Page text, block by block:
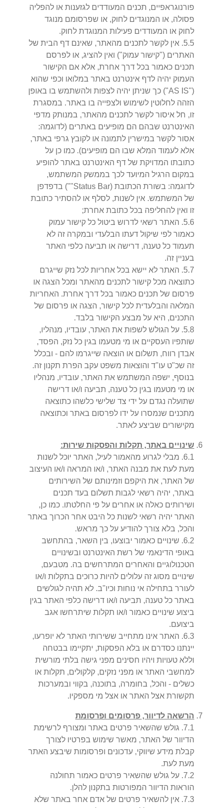
פורנוגראפיים, תכנים המעודדים לגזענות או להפליה
פסולה, או המנוגדים לחוק, או שפרסומם מנוגד
לחוק או המעודדים פעילות המנוגדת לחוק.
5.5
. אין לקשר לתכנים מהאתר, שאינם דף הבית של
האתרים ("קישור עמוק") ואין להציג, או לפרסם
תכנים כאמור בכל דרך אחרת, אלא אם הקישור
העמוק יהיה לדף אינטרנט באתר במלואו וכפי שהוא
("AS IS") כך שניתן יהיה לצפות ולהשתמש בו באופן
הזהה לחלוטין לשימוש ולצפייה בו באתר. במסגרת
זו, חל איסור לקשר לתכנים מהאתר, במנותק מדפי
האינטרנט שבהם הם מופיעים באתרים (לדוגמה:
אסור לקשר במישרין לתמונה או לקובץ גרפי באתר,
אלא לעמוד המלא שבו הם מופיעים). כמו כן על
כתובתו המדויקת של דף האינטרנט באתר להופיע
במקום הרגיל המיועד לכך בממשק המשתמש,
לדוגמה: בשורת הכתובת (Status Bar"") בדפדפן
של המשתמש. אין לשנות, לסלף או להסתיר כתובת
זו ואין להחליפה בכל כתובת אחרת;
5.6
. האתר רשאי לדרוש ביטול כל קישור עמוק
כאמור לפי שיקול דעתו הבלעדי ובמקרה זה לא
תעמוד כל טענה, דרישה או תביעה כלפי האתר
בעניין זה.
5.7
. האתר לא יישא בכל אחריות לכל נזק שייגרם
כתוצאה מכל קישור לתכנים מהאתר ומכל הצגה או
פרסום של תכנים כאמור בכל דרך אחרת. האחריות
המלאה והבלעדית לכל קישור, הצגה או פרסום של
התכנים, היא על מבצע הקישור בלבד.
5.8
. על הגולש לשפות את האתר, עובדיו, מנהליו,
שותפיו העסקיים או מי מטעמו בגין כל נזק, הפסד,
אבדן רווח, תשלום או הוצאה שייגרמו להם - ובכלל
זה שכ"ט עו"ד והוצאות משפט עקב הפרת תקנון זה.
בנוסף, ישפה המשתמש את האתר, עובדיו, מנהליו
או מי מטעמו בגין כל טענה, תביעה ו/או דרישה
שתועלה נגדם על ידי צד שלישי כלשהו כתוצאה
מתכנים שנמסרו על ידו לפרסום באתר וכתוצאה
מקישורים שביצע לאתר.
שינויים באתר, תקלות והפסקות שירות:
6.1
. מבלי לגרוע מהאמור לעיל, האתר יוכל לשנות
מעת לעת את מבנה האתר, ו/או המראה ו/או העיצוב
של האתר, את היקפם וזמינותם של השירותים
באתר, יהיה רשאי לגבות תשלום בעד תכנים
ושירותים כאלה או אחרים על פי החלטתו. כמו כן,
האתר יהיה רשאי לשנות כל היבט אחר הכרוך באתר
והכל, בלא צורך להודיע על כך מראש.
6.2
. שינויים כאמור יבוצעו, בין השאר, בהתחשב
באופי הדינאמי של רשת האינטרנט ובשינויים
הטכנולוגיים והאחרים המתרחשים בה. מטבעם,
שינויים מסוג זה עלולים להיות כרוכים בתקלות ו/או
לעורר בתחילה אי נוחות וכיו"ב. לא תהיה לגולשים
באתר כל טענה, תביעה ו/או דרישה כלפי האתר בגין
ביצוע שינויים כאמור ו/או תקלות שיתרחשו אגב
ביצועם.
6.3
. האתר אינו מתחייב ששירותי האתר לא יופרעו,
יינתנו כסדרם או בלא הפסקות, יתקיימו בבטחה
וללא טעויות ויהיו חסינים מפני גישה בלתי מורשית
למחשבי האתר או מפני נזקים, קלקולים, תקלות או
כשלים - והכל, בחומרה, בתוכנה, בקווי ובמערכות
תקשורת אצל האתר או אצל מי מספקיו.
הרשאה לדיוור, פרסומים ופרסומת
7.1
. גולש שהשאיר פרטים באתר ומצורף לרשימת
הדיוור של האתר, מאשר שימוש בפרטיו לצורך
קבלת מידע שיווקי, עדכונים ופרסומות שיבצע האתר
מעת לעת.
7.2
. על גולש שהשאיר פרטים כאמור תחולנה
הוראות הדיוור המפורטות בתקנון להלן.
7.3
. אין להשאיר פרטים של אדם אחר באתר שלא